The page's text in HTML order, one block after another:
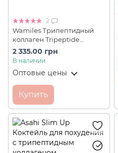
2
Wamiles Трипептидный
коллаген Tripeptide
Collagen 30 шт на 30 дней
2 335.00 грн
В наличии
Оптовые цены
Купить